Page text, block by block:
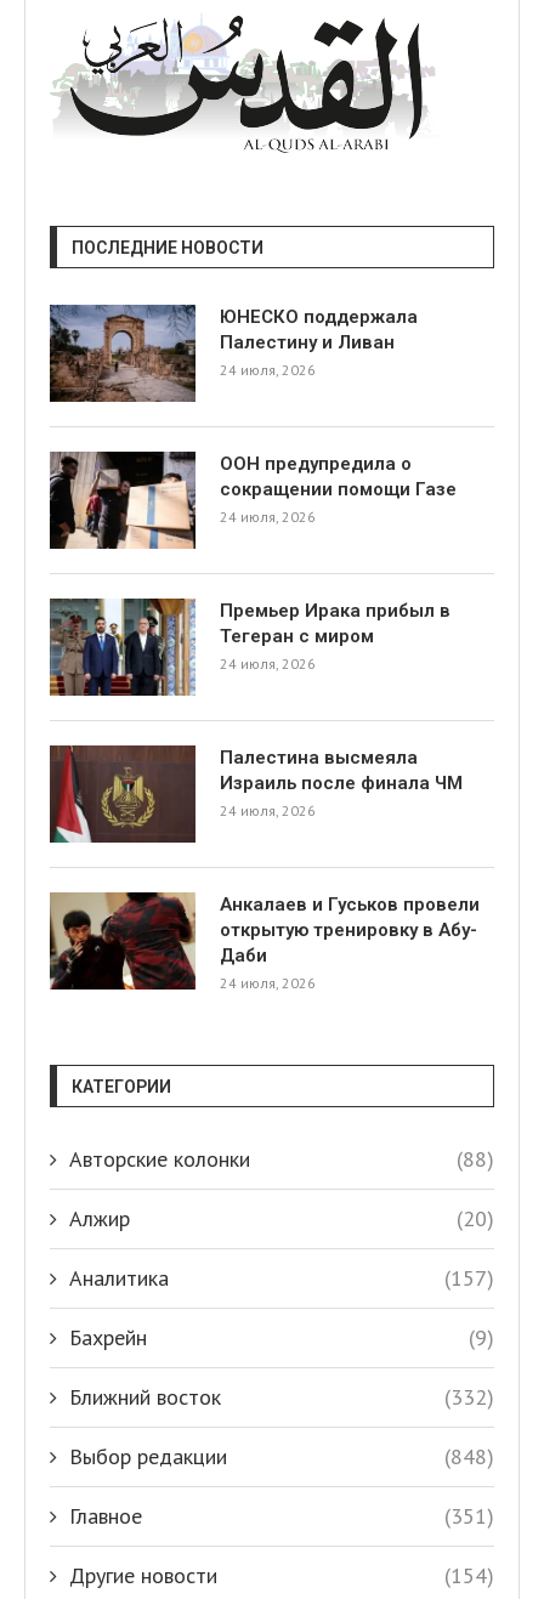
ПОСЛЕДНИЕ НОВОСТИ
ЮНЕСКО поддержала
Палестину и Ливан
24 июля, 2026
ООН предупредила о
сокращении помощи Газе
24 июля, 2026
Премьер Ирака прибыл в
Тегеран с миром
24 июля, 2026
Палестина высмеяла
Израиль после финала ЧМ
24 июля, 2026
Анкалаев и Гуськов провели
открытую тренировку в Абу-
Даби
24 июля, 2026
КАТЕГОРИИ
Авторские колонки (88)
Алжир (20)
Аналитика (157)
Бахрейн (9)
Ближний восток (332)
Выбор редакции (848)
Главное (351)
Другие новости (154)